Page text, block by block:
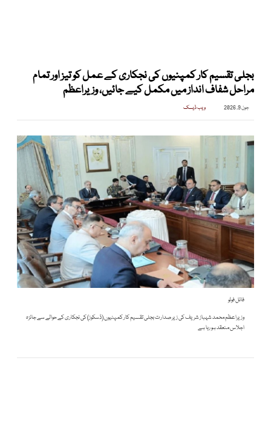
بجلی تقسیم کار کمپنیوں کی نجکاری کے عمل کو تیز اور تمام
مراحل شفاف انداز میں مکمل کیے جائیں، وزیراعظم
جون 9, 2026 ویب ڈیسک
فائل فوٹو
وزیراعظم محمد شہباز شریف کی زیر صدارت بجلی تقسیم کار کمپنیوں (ڈسکوز) کی نجکاری کے حوالے سے جائزہ
اجلاس منعقد ہو رہا ہے